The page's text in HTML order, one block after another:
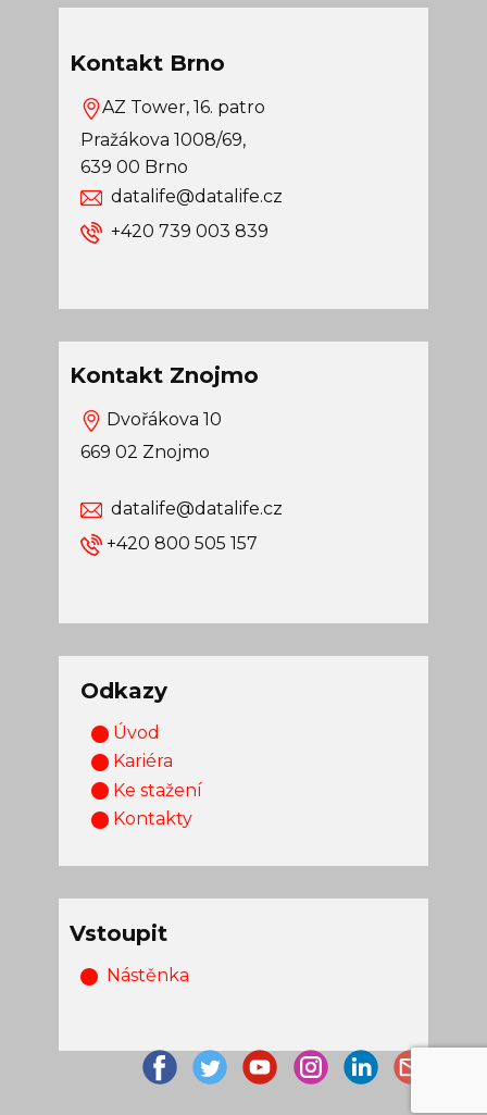
Kontakt Brno
AZ Tower, 16. patro
Pražákova 1008/69,
639 00 Brno
datalife@datalife.cz
​+420 739 003 839
Kontakt Znojmo
Dvořákova 10
669 02 Znojmo
datalife@datalife.cz
+420 800 505 157
Odkazy
Úvod
Kariéra
Ke stažení
Kontakty
Vstoupit
Nástěnka